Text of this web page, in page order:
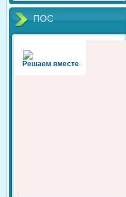
ПОС
Решаем вместе